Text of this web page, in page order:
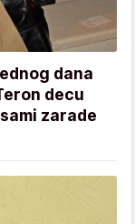
dana
decu
zarade